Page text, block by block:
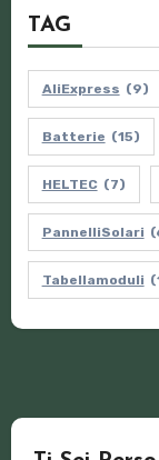
TAG
AliExpress (9)
Batterie (15)
HELTEC (7)
PannelliSolari
Tabellamoduli